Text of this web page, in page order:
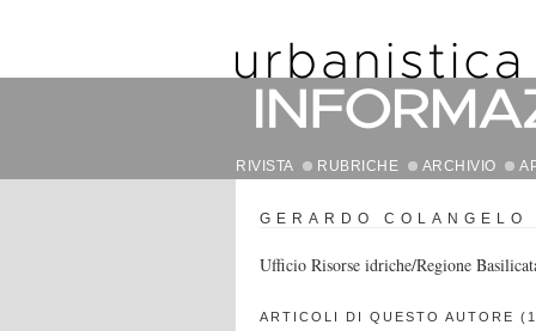
RIVISTA RUBRICHE ARCHIVIO
GERARDO COLANGELO
Ufficio Risorse idriche/Regione
ARTICOLI DI QUESTO AUTORE